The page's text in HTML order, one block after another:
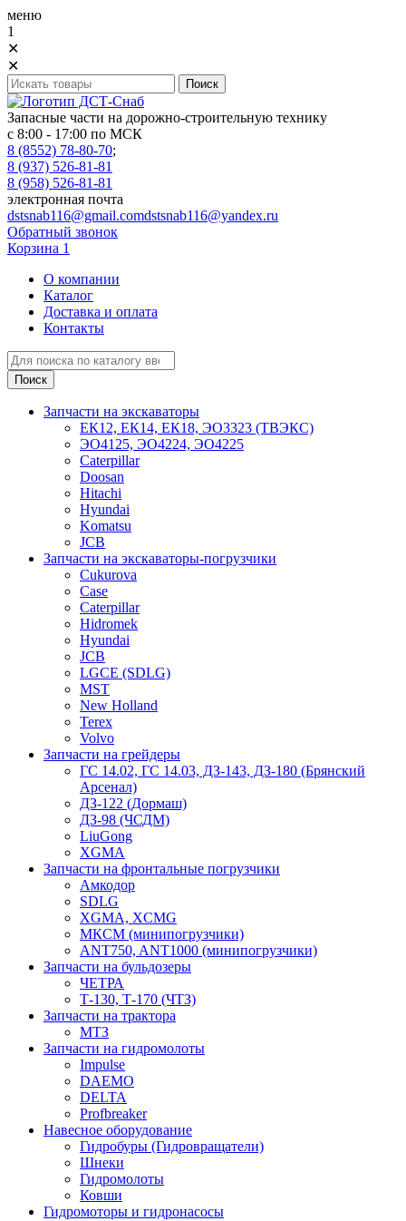
меню
1
✕
✕
Запасные части на дорожно-строительную технику
с 8:00 - 17:00 по МСК
8 (8552) 78-80-70;
8 (937) 526-81-81
8 (958) 526-81-81
электронная почта
dstsnab116@gmail.comdstsnab116@yandex.ru
Обратный звонок
Корзина 1
О компании
Каталог
Доставка и оплата
Контакты
Запчасти на экскаваторы
ЕК12, ЕК14, ЕК18, ЭО3323 (ТВЭКС)
ЭО4125, ЭО4224, ЭО4225
Caterpillar
Doosan
Hitachi
Hyundai
Komatsu
JCB
Запчасти на экскаваторы-погрузчики
Cukurova
Case
Caterpillar
Hidromek
Hyundai
JCB
LGCE (SDLG)
MST
New Holland
Terex
Volvo
Запчасти на грейдеры
ГС 14.02, ГС 14.03, ДЗ-143, ДЗ-180 (Брянский
Арсенал)
ДЗ-122 (Дормаш)
ДЗ-98 (ЧСДМ)
LiuGong
XGMA
Запчасти на фронтальные погрузчики
Амкодор
SDLG
XGMA, XCMG
МКСМ (минипогрузчики)
ANT750, ANT1000 (минипогрузчики)
Запчасти на бульдозеры
ЧЕТРА
Т-130, Т-170 (ЧТЗ)
Запчасти на трактора
МТЗ
Запчасти на гидромолоты
Impulse
DAEMO
DELTA
Profbreaker
Навесное оборудование
Гидробуры (Гидровращатели)
Шнеки
Гидромолоты
Ковши
Гидромоторы и гидронасосы